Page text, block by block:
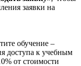
заявки на
обучение –
доступа к учебным
от стоимости